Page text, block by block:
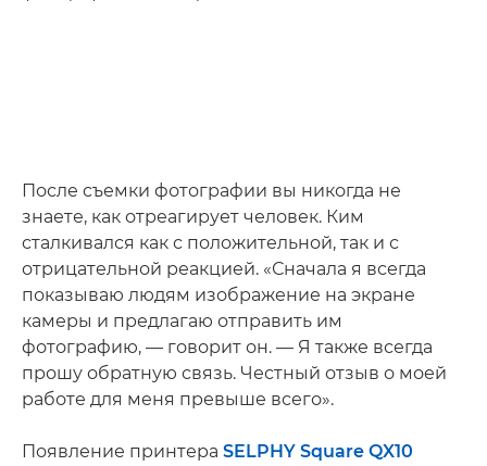
После съемки фотографии вы никогда не
знаете, как отреагирует человек. Ким
сталкивался как с положительной, так и с
отрицательной реакцией. «Сначала я всегда
показываю людям изображение на экране
камеры и предлагаю отправить им
фотографию, — говорит он. — Я также всегда
прошу обратную связь. Честный отзыв о моей
работе для меня превыше всего».
Появление принтера SELPHY Square QX10